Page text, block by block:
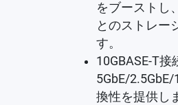
をブーストし
とのストレー
す。
10GBASE-T接
5GbE/
換性を提供し